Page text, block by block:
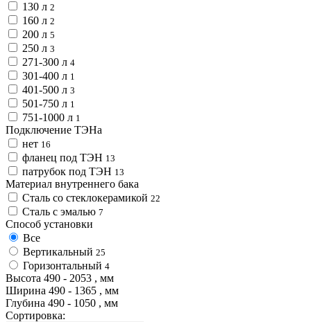
130 л 2
160 л 2
200 л 5
250 л 3
271-300 л 4
301-400 л 1
401-500 л 3
501-750 л 1
751-1000 л 1
Подключение ТЭНа
нет 16
фланец под ТЭН 13
патрубок под ТЭН 13
Материал внутреннего бака
Сталь со стеклокерамикой 22
Сталь с эмалью 7
Способ установки
Все
Вертикальный 25
Горизонтальный 4
Высота 490 - 2053 , мм
Ширина 490 - 1365 , мм
Глубина 490 - 1050 , мм
Сортировка: